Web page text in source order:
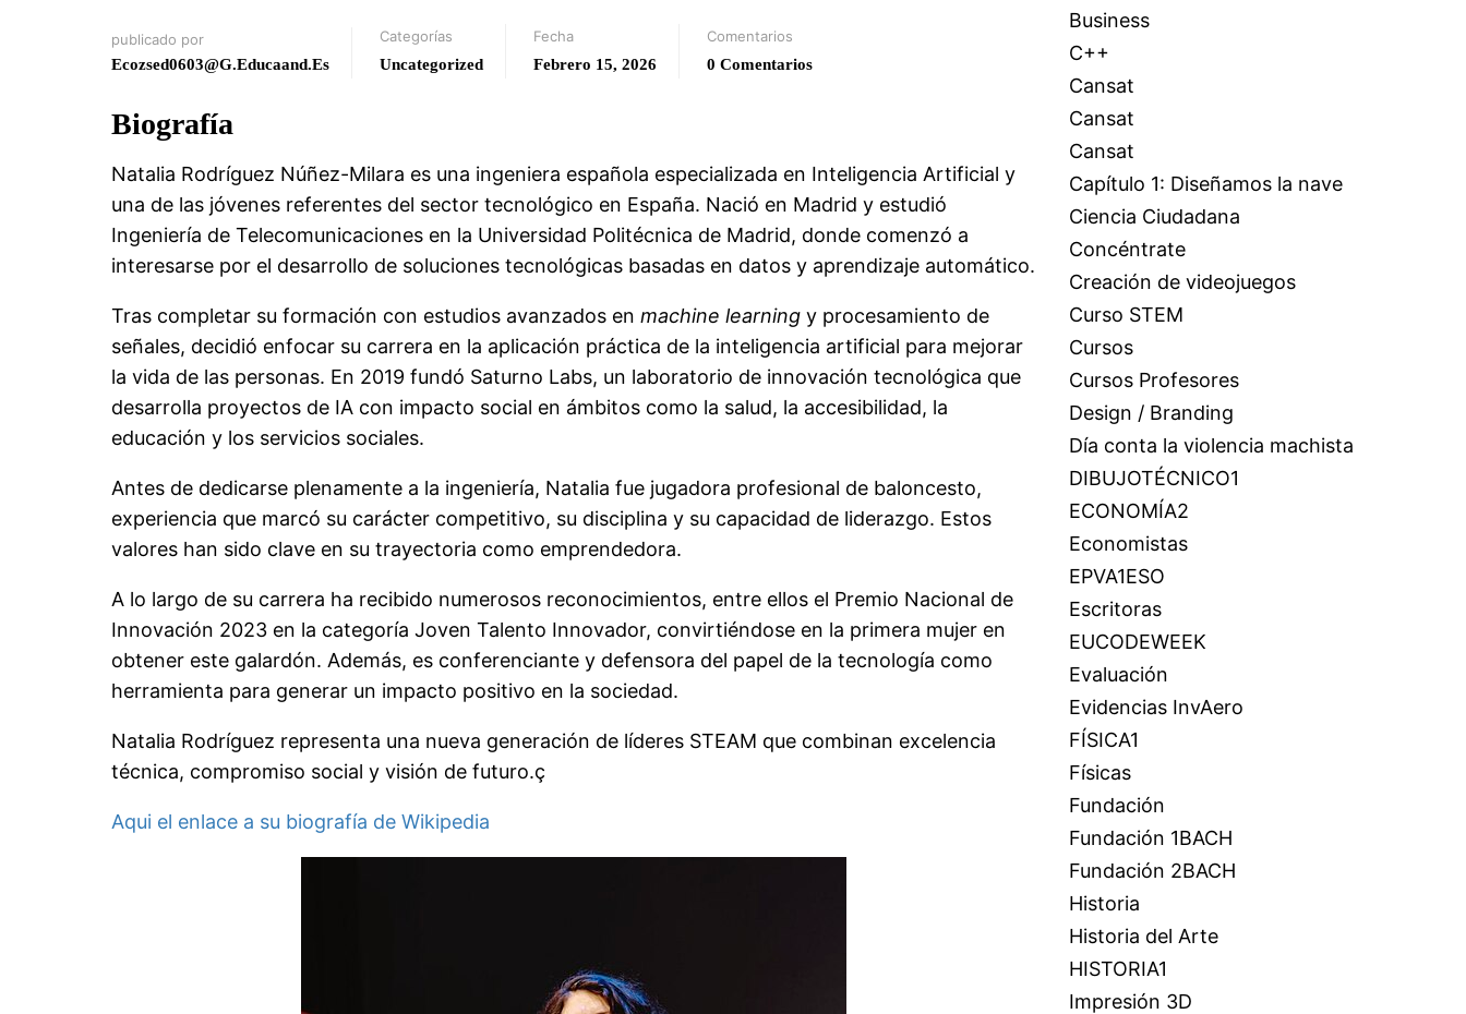
publicado por
Ecozsed0603@g.educaand.es
Categorías
Uncategorized
Fecha
Febrero 15, 2026
Comentarios
0 Comentarios
Biografía
Natalia Rodríguez Núñez-Milara es una ingeniera española especializada en Inteligencia Artificial y
una de las jóvenes referentes del sector tecnológico en España. Nació en Madrid y estudió
Ingeniería de Telecomunicaciones en la Universidad Politécnica de Madrid, donde comenzó a
interesarse por el desarrollo de soluciones tecnológicas basadas en datos y aprendizaje automático.
Tras completar su formación con estudios avanzados en machine learning y procesamiento de
señales, decidió enfocar su carrera en la aplicación práctica de la inteligencia artificial para mejorar
la vida de las personas. En 2019 fundó Saturno Labs, un laboratorio de innovación tecnológica que
desarrolla proyectos de IA con impacto social en ámbitos como la salud, la accesibilidad, la
educación y los servicios sociales.
Antes de dedicarse plenamente a la ingeniería, Natalia fue jugadora profesional de baloncesto,
experiencia que marcó su carácter competitivo, su disciplina y su capacidad de liderazgo. Estos
valores han sido clave en su trayectoria como emprendedora.
A lo largo de su carrera ha recibido numerosos reconocimientos, entre ellos el Premio Nacional de
Innovación 2023 en la categoría Joven Talento Innovador, convirtiéndose en la primera mujer en
obtener este galardón. Además, es conferenciante y defensora del papel de la tecnología como
herramienta para generar un impacto positivo en la sociedad.
Natalia Rodríguez representa una nueva generación de líderes STEAM que combinan excelencia
técnica, compromiso social y visión de futuro.ç
Aqui el enlace a su biografía de Wikipedia
Business
C++
Cansat
Cansat
Cansat
Capítulo 1: Diseñamos la nave
Ciencia Ciudadana
Concéntrate
Creación de videojuegos
Curso STEM
Cursos
Cursos Profesores
Design / Branding
Día conta la violencia machista
DIBUJOTÉCNICO1
ECONOMÍA2
Economistas
EPVA1ESO
Escritoras
EUCODEWEEK
Evaluación
Evidencias InvAero
FÍSICA1
Físicas
Fundación
Fundación 1BACH
Fundación 2BACH
Historia
Historia del Arte
HISTORIA1
Impresión 3D